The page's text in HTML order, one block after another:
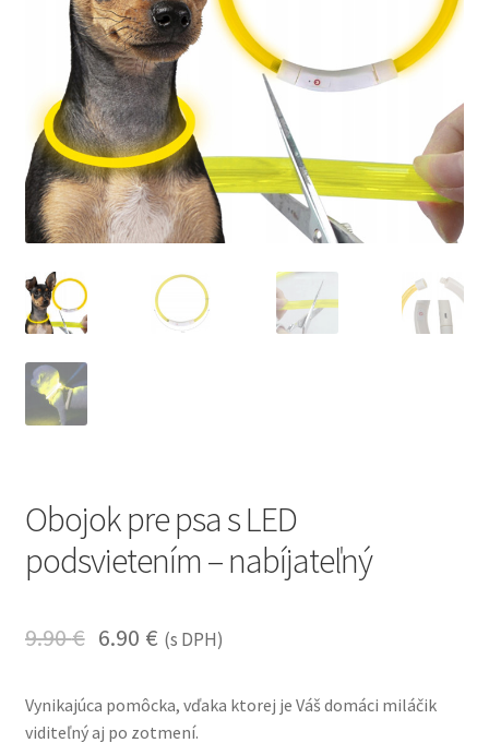
Obojok pre psa s LED
podsvietením – nabíjateľný
9.90€ 6.90 € (s DPH)
Vynikajúca pomôcka, vďaka ktorej je Váš domáci miláčik
viditeľný aj po zotmení.